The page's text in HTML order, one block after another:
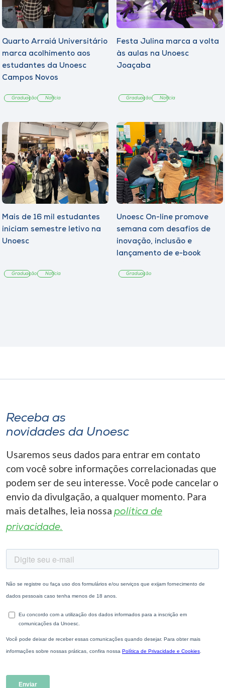
Quarto Arraiá Universitário
marca acolhimento aos
estudantes da Unoesc
Campos Novos
Graduação Notícia
Festa Julina marca a volta
às aulas na Unoesc
Joaçaba
Graduação Notícia
Mais de 16 mil estudantes
iniciam semestre letivo na
Unoesc
Graduação Notícia
Unoesc On-line promove
semana com desafios de
inovação, inclusão e
lançamento de e-book
Graduação
Receba as
novidades da Unoesc
Usaremos seus dados para entrar em contato
com você sobre informações correlacionadas que
podem ser de seu interesse. Você pode cancelar o
envio da divulgação, a qualquer momento. Para
mais detalhes, leia nossa política de
privacidade.